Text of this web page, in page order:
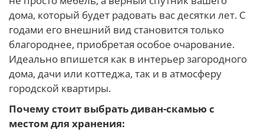
дома, который будет радовать вас десятки лет. С
годами его внешний вид становится только
благороднее, приобретая особое очарование.
Идеально впишется как в интерьер загородного
дома, дачи или коттеджа, так и в атмосферу
городской квартиры.
Почему стоит выбрать диван-скамью с
местом для хранения: